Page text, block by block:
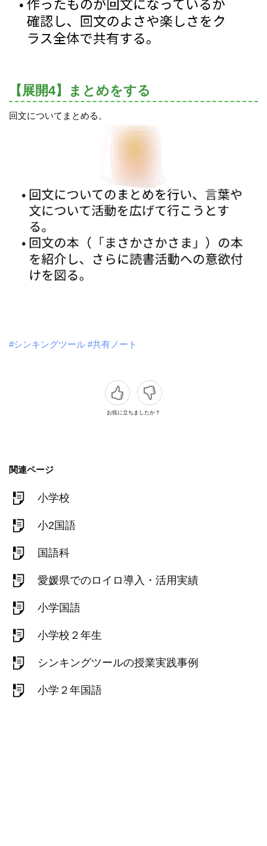
【展開4】まとめをする
回文についてまとめる。
#シンキングツール #共有ノート
お役に立ちましたか？
関連ページ
小学校
小2国語
国語科
愛媛県でのロイロ導入・活用実績
小学国語
小学校２年生
シンキングツールの授業実践事例
小学２年国語